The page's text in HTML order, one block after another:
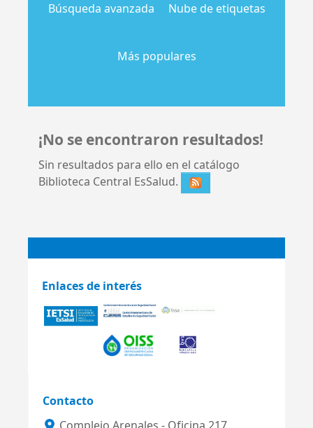
Búsqueda avanzada Nube de etiquetas
Más populares
¡No se encontraron resultados!
Sin resultados para ello en el catálogo
Biblioteca Central EsSalud.
Enlaces de interés
Contacto